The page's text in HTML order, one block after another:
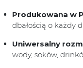
Produkowana w
dbałością o każdy
Uniwersalny
wody, soków,